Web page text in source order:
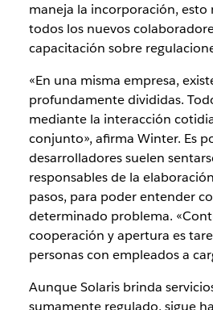
maneja la incorporación, esto
todos los nuevos
capacitación sobre
«En una misma empresa,
profundamente divididas.
mediante la interacción
conjunto», afirma Winter. Es
desarrolladores suelen
responsables de la
pasos, para poder entender
determinado problema.
cooperación y apertura es
personas con empleados a
Aunque Solaris brinda
sumamente regulado, sigue